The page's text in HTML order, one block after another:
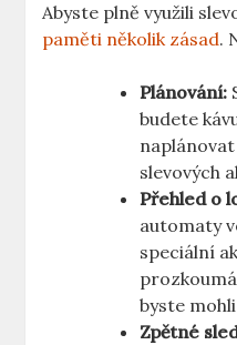
Abyste plně využili
paměti několik zásad.
Plánování:
budete
slevových
Přehled o
automaty
speciální
byste
Zpětné